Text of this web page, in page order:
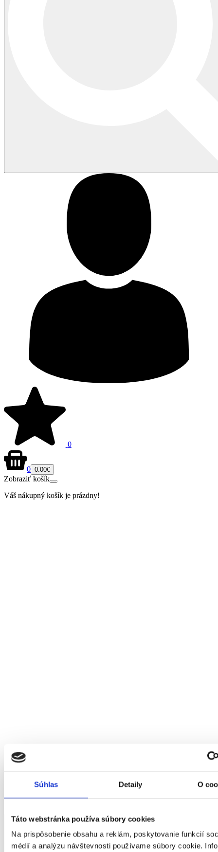
Súhlas Detaily O
Táto webstránka používa súbory cookies
Na prispôsobenie obsahu a reklám, poskytovanie funkcií
médií a analýzu návštevnosti používame súbory cookie.
0
0 0.00€
Zobraziť košík
Váš nákupný košík je prázdny!
Získali ste dopravu zadarmo
0.00€